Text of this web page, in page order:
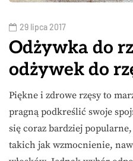
29 lipca 2017
Odżywka do
odżywek do
Piękne i zdrowe rzęsy to
pragną podkreślić swoje
się coraz bardziej
takich jak wzmocnienie,